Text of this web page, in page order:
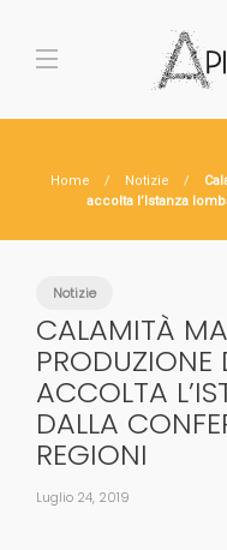
Home Notizie
accolta l’Istanza
Notizie
CALAMITÀ
PRODUZIONE
ACCOLTA
DALLA
REGIONI
Luglio 24, 2019